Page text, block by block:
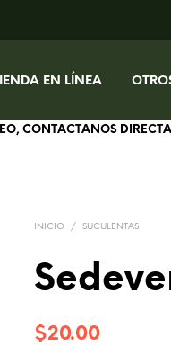
EN LÍNEA
CONTACTANOS
INICIO / SUCULENTAS
$20.00